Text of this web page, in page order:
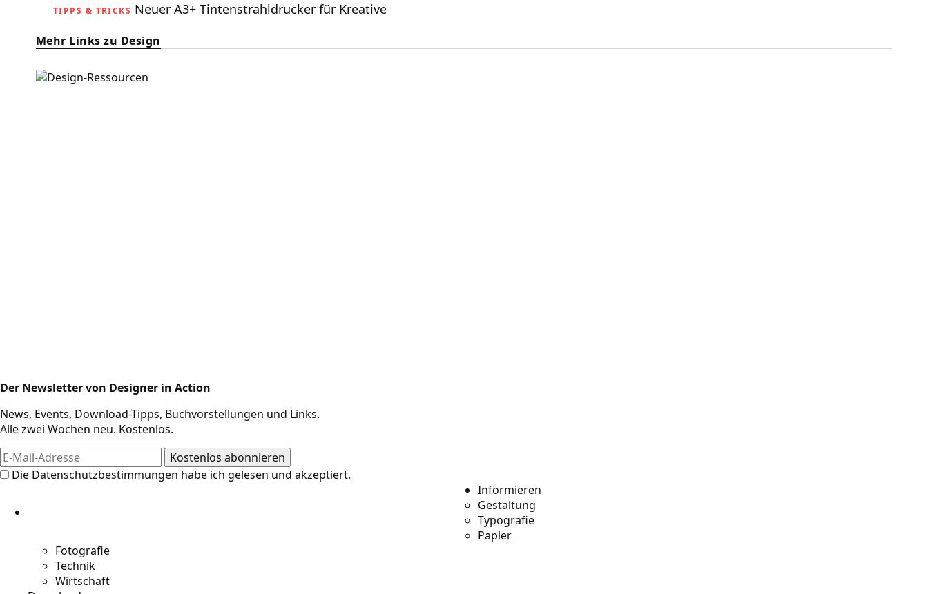
TIPPS & TRICKS Neuer A3+ Tintenstrahldrucker für Kreative
Mehr Links zu Design
Design-Ressourcen
Der Newsletter von Designer in Action
News, Events, Download-Tipps, Buchvorstellungen und Links.
Alle zwei Wochen neu. Kostenlos.
Die Datenschutzbestimmungen habe ich gelesen und akzeptiert.
Informieren
Gestaltung
Typografie
Papier
Fotografie
Technik
Wirtschaft